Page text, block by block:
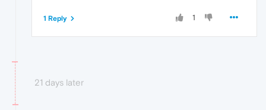
1
1 Reply
21 days later